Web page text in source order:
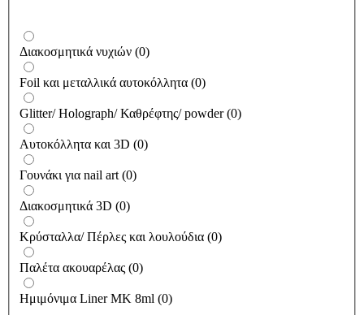
Διακοσμητικά νυχιών (0)
Foil και μεταλλικά αυτοκόλλητα (0)
Glitter/ Holograph/ Καθρέφτης/ powder (0)
Αυτοκόλλητα και 3D (0)
Γουνάκι για nail art (0)
Διακοσμητικά 3D (0)
Κρύσταλλα/ Πέρλες και λουλούδια (0)
Παλέτα ακουαρέλας (0)
Ημιμόνιμα Liner ΜΚ 8ml (0)